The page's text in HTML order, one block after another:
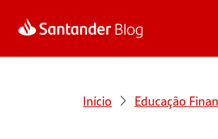
Início Educação